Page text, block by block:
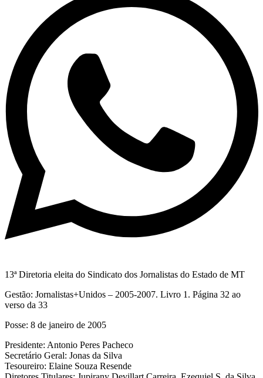
13ª Diretoria eleita do Sindicato dos Jornalistas do Estado de MT
Gestão: Jornalistas+Unidos – 2005-2007. Livro 1. Página 32 ao
verso da 33
Posse: 8 de janeiro de 2005
Presidente: Antonio Peres Pacheco
Secretário Geral: Jonas da Silva
Tesoureiro: Elaine Souza Resende